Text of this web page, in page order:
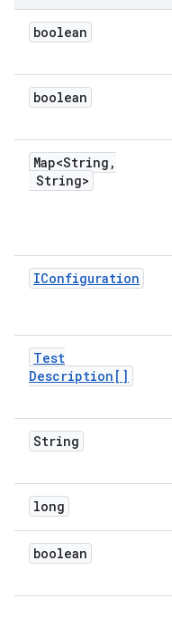
boolean
boolean
Map<String ,
String>
IConfiguration
Test
Description[]
String
long
boolean